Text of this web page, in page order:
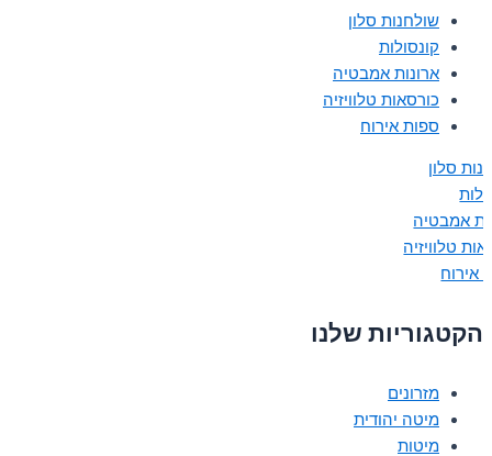
שולחנות סלון
קונסולות
ארונות אמבטיה
כורסאות טלוויזיה
ספות אירוח
סלון
אמבטיה
טלוויזיה
אירוח
הקטגוריות שלנו
מזרונים
מיטה יהודית
מיטות